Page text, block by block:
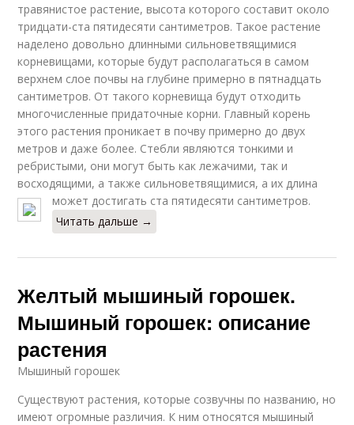
травянистое растение, высота которого составит около
тридцати-ста пятидесяти сантиметров. Такое растение
наделено довольно длинными сильноветвящимися
корневищами, которые будут располагаться в самом
верхнем слое почвы на глубине примерно в пятнадцать
сантиметров. От такого корневища будут отходить
многочисленные придаточные корни. Главный корень
этого растения проникает в почву примерно до двух
метров и даже более. Стебли являются тонкими и
ребристыми, они могут быть как лежачими, так и
восходящими, а также сильноветвящимися, а их длина
может достигать ста пятидесяти сантиметров.
Читать дальше →
Желтый мышиный горошек.
Мышиный горошек: описание
растения
Мышиный горошек
Существуют растения, которые созвучны по названию, но
имеют огромные различия. К ним относятся мышиный